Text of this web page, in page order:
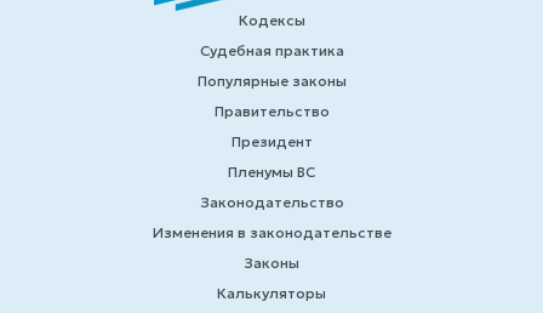
Кодексы
Судебная практика
Популярные законы
Правительство
Президент
Пленумы ВС
Законодательство
Изменения в законодательстве
Законы
Калькуляторы